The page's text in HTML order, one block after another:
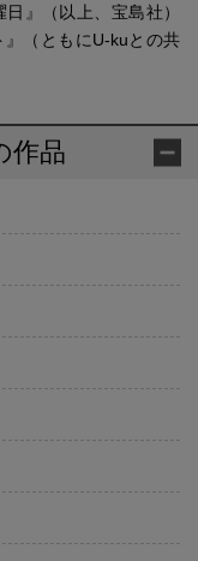
』（以上、宝島社）
』（ともにU-kuとの共
作品